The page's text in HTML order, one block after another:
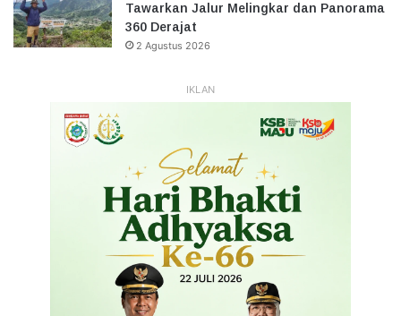
Tawarkan Jalur Melingkar dan Panorama
360 Derajat
2 Agustus 2026
IKLAN